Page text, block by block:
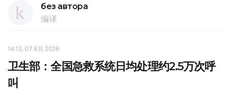
без автора
编译
14:13, 07 8月 2026
卫生部：全国急救系统日均处理约2.5万次呼
叫